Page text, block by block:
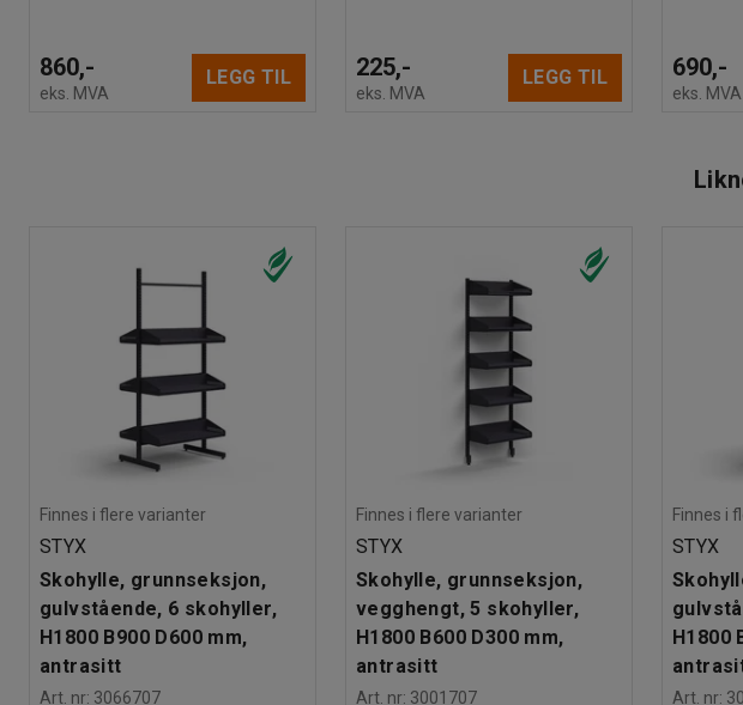
860,-
eks. MVA
LEGG TIL 225,-
eks. MVA
LEGG TIL 690,-
eks. MVA
Finnes i flere varianter
STYX
Skohylle, grunnseksjon,
gulvstående, 6 skohyller,
H1800 B900 D600 mm,
antrasitt
Art. nr: 3066707
Finnes i flere varianter
STYX
Skohylle, grunnseksjon,
vegghengt, 5 skohyller,
H1800 B600 D300 mm,
antrasitt
Art. nr: 3001707
Finnes i
STYX
H1800
Art. nr: